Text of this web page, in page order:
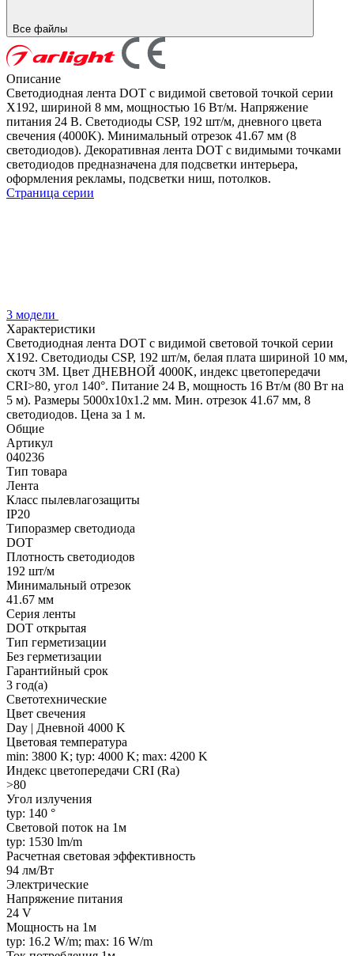
Все файлы
Описание
Светодиодная лента DOT с видимой световой точкой серии
X192, шириной 8 мм, мощностью 16 Вт/м. Напряжение
питания 24 В. Светодиоды CSP, 192 шт/м, дневного цвета
свечения (4000K). Минимальный отрезок 41.67 мм (8
светодиодов). Декоративная лента DOT с видимыми точками
светодиодов предназначена для подсветки интерьера,
оформления рекламы, подсветки ниш, потолков.
Страница серии
3 модели
Характеристики
Светодиодная лента DOT с видимой световой точкой серии
X192. Светодиоды CSP, 192 шт/м, белая плата шириной 10 мм,
скотч 3M. Цвет ДНЕВНОЙ 4000K, индекс цветопередачи
CRI>80, угол 140°. Питание 24 В, мощность 16 Вт/м (80 Вт на
5 м). Размеры 5000х10х1.2 мм. Мин. отрезок 41.67 мм, 8
светодиодов. Цена за 1 м.
Общие
Артикул
040236
Тип товара
Лента
Класс пылевлагозащиты
IP20
Типоразмер светодиода
DOT
Плотность светодиодов
192 шт/м
Минимальный отрезок
41.67 мм
Серия ленты
DOT открытая
Тип герметизации
Без герметизации
Гарантийный срок
3 год(а)
Светотехнические
Цвет свечения
Day | Дневной 4000 K
Цветовая температура
min: 3800 K; typ: 4000 K; max: 4200 K
Индекс цветопередачи CRI (Ra)
>80
Угол излучения
typ: 140 °
Световой поток на 1м
typ: 1530 lm/m
Расчетная световая эффективность
94 лм/Вт
Электрические
Напряжение питания
24 V
Мощность на 1м
typ: 16.2 W/m; max: 16 W/m